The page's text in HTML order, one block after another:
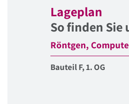
Lageplan
So finden Sie
Röntgen,
Bauteil F, 1. OG